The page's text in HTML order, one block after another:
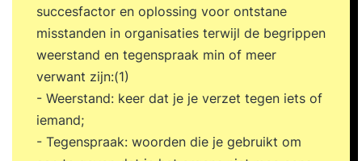
succesfactor en oplossing voor ontstane
misstanden in organisaties terwijl de begrippen
weerstand en tegenspraak min of meer
verwant zijn:(1)
- Weerstand: keer dat je je verzet tegen iets of
iemand;
- Tegenspraak: woorden die je gebruikt om